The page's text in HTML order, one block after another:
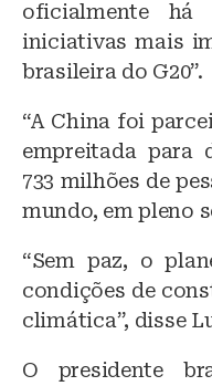
oficialmente
iniciativas mais
brasileira do G20”.
“A China foi
empreitada para
733 milhões de
mundo, em pleno
“Sem paz, o
condições de
climática”, disse
O presidente